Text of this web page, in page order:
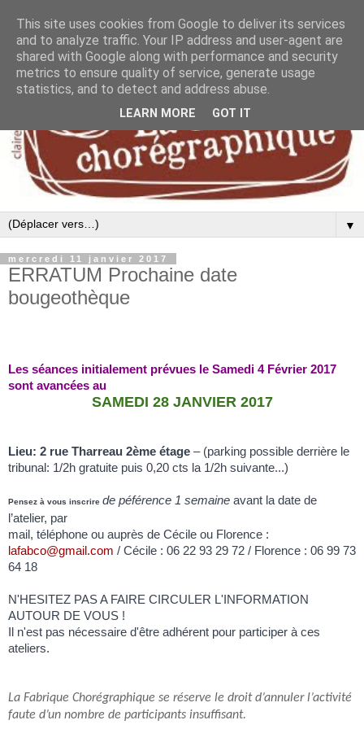
▼
mercredi 11 janvier 2017
ERRATUM Prochaine date
bougeothèque
Les séances initialement prévues le Samedi 4 Février 2017
sont avancées au
SAMEDI 28 JANVIER 2017
Lieu: 2 rue Tharreau 2ème étage – (parking possible derrière le
tribunal: 1/2h gratuite puis 0,20 cts la 1/2h suivante...)
Pensez à vous inscrire de péférence 1 semaine avant la date de
l’atelier, par
mail, téléphone ou auprès de Cécile ou Florence :
lafabco@gmail.com / Cécile : 06 22 93 29 72 / Florence : 06 99 73
64 18
N'HESITEZ PAS A FAIRE CIRCULER L'INFORMATION
AUTOUR DE VOUS !
Il n'est pas nécessaire d'être adhérent pour participer à ces
ateliers.
La Fabrique Chorégraphique se réserve le droit d’annuler l’activité
faute d’un nombre de participants insuffisant.
This site uses cookies from Google to deliver its services
and to analyze traffic. Your IP address and user-agent are
shared with Google along with performance and security
metrics to ensure quality of service, generate usage
statistics, and to detect and address abuse.
LEARN MORE GOT IT